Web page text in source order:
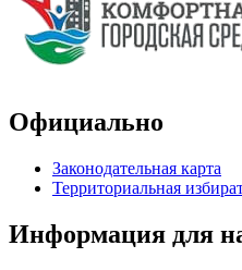
Официально
Законодательная карта
Территориальная
Информация для